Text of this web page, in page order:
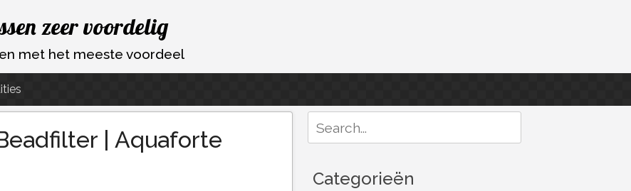
zeer voordelig
met het meeste voordeel
| Aquaforte
for:
Categorieën